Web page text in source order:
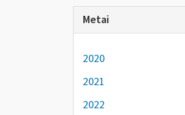
Metai
2020
2021
2022